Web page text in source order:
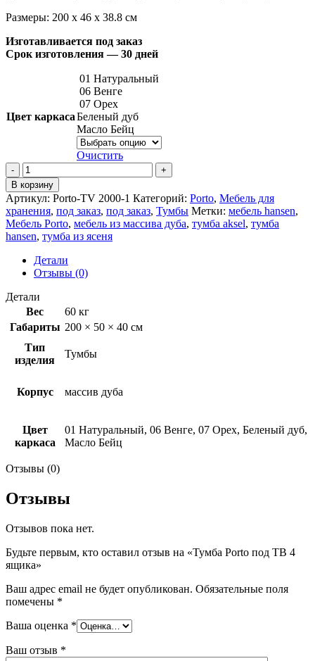
Размеры: 200 x 46 x 38.8 см
Изготавливается под заказ
Срок изготовления — 30 дней
Цвет каркаса
01 Натуральный
06 Венге
07 Орех
Беленый дуб
Масло Бейц
Очистить
В корзину
Артикул: Porto-ТV 2000-1 Категорий: Porto, Мебель для
хранения, под заказ, под заказ, Тумбы Метки: мебель hansen,
Мебель Porto, мебель из массива дуба, тумба aksel, тумба
hansen, тумба из ясеня
Детали
Отзывы (0)
Детали
Вес
60 кг
Габариты 200 × 50 × 40 см
Тип
изделия
Тумбы
Корпус массив дуба
Цвет
каркаса
01 Натуральный, 06 Венге, 07 Орех, Беленый дуб,
Масло Бейц
Отзывы (0)
Отзывы
Отзывов пока нет.
Будьте первым, кто оставил отзыв на «Тумба Porto под ТВ 4
ящика»
Ваш адрес email не будет опубликован. Обязательные поля
помечены *
Ваша оценка *
Ваш отзыв *